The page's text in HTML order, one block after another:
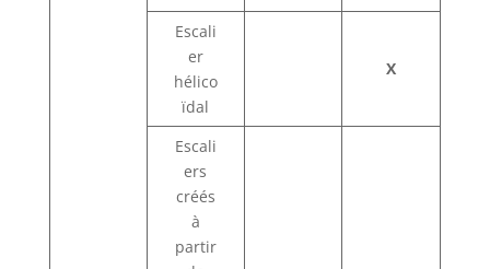
Escali
er
hélico
ïdal
X
Escali
ers
créés
à
partir